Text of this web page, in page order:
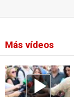
Más vídeos